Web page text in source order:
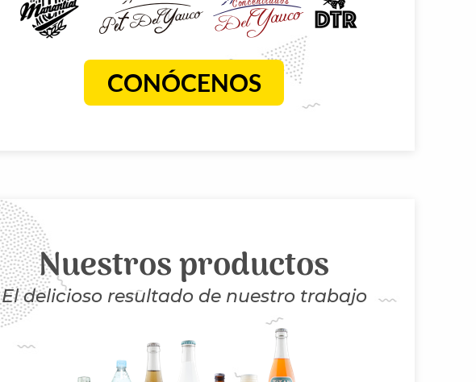
CONÓCENOS
Nuestros productos
El delicioso resultado de nuestro trabajo